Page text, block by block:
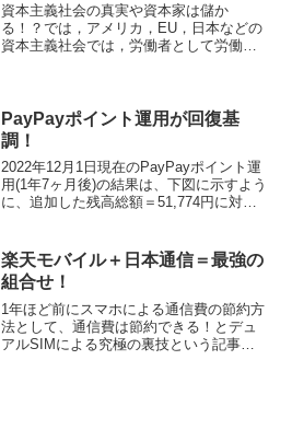
資本主義社会の真実や資本家は儲か
る！？では，アメリカ，EU，日本などの
資本主義社会では，労働者として労働す
いので投資できない！」と思...
PayPayポイント運用が回復基
調！
2022年12月1日現在のPayPayポイント運
用(1年7ヶ月後)の結果は、下図に示すよう
に、追加した残高総額＝51,774円に対し
なり、先月より損失...
楽天モバイル＋日本通信＝最強の
組合せ！
1年ほど前にスマホによる通信費の節約方
法として、通信費は節約できる！とデュ
アルSIMによる究極の裏技という記事を